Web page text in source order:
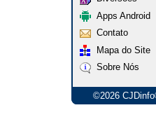
Apps Android
Contato
Mapa do Site
Sobre Nós
©2026